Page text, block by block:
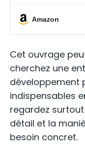
Amazon
Cet ouvrage
cherchez une
développement
indispensables
regardez
détail et la
besoin concret.